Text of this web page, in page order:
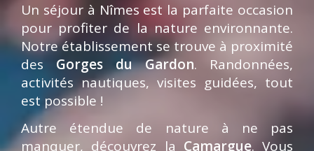
Un séjour à Nîmes est la parfaite occasion
pour profiter de la nature environnante.
Notre établissement se trouve à proximité
des Gorges du Gardon. Randonnées,
activités nautiques, visites guidées, tout
est possible !
Autre étendue de nature à ne pas
manquer, découvrez la Camargue. Vous